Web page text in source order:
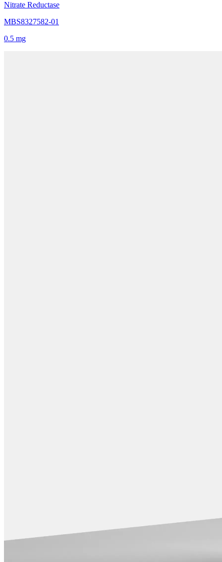
Nitrate Reductase
MBS8327582-01
0.5 mg